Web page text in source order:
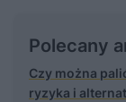
Polecany
Czy można
ryzyka i